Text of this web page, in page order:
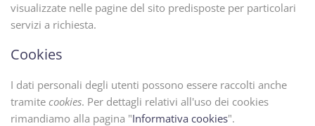
visualizzate nelle pagine del sito predisposte per particolari
servizi a richiesta.
Cookies
I dati personali degli utenti possono essere raccolti anche
tramite cookies. Per dettagli relativi all'uso dei cookies
rimandiamo alla pagina "Informativa cookies".